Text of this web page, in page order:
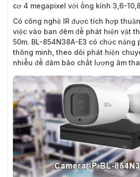
cơ 4 megapixel với ống kính 3,6-
Có công nghệ IR được tích hợp
việc vào ban đêm để phát hiện vật
50m. BL-854N38A-E3 có chức năng
thông minh, theo dõi phát hiện
nhiễu để đảm bảo chất lượng âm